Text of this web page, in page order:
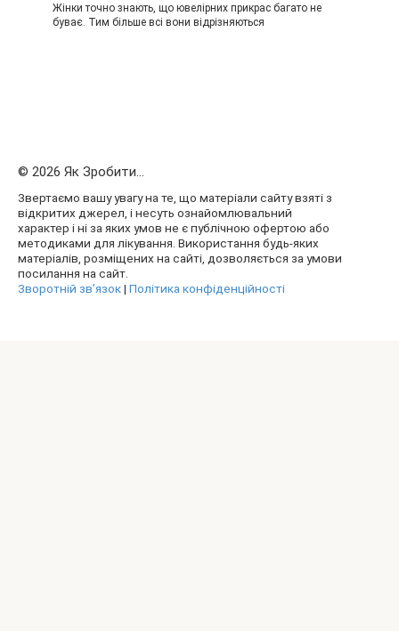
Жінки точно знають, що ювелірних прикрас багато не
буває. Тим більше всі вони відрізняються
© 2026 Як Зробити...
Звертаємо вашу увагу на те, що матеріали сайту взяті з
відкритих джерел, і несуть ознайомлювальний
характер і ні за яких умов не є публічною офертою або
методиками для лікування. Використання будь-яких
матеріалів, розміщених на сайті, дозволяється за умови
посилання на сайт.
Зворотній зв’язок| Політика конфіденційності